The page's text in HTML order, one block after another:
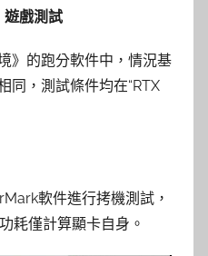
遊戲測試
》的跑分軟件中，情況基
同，測試條件均在“RTX
軟件進行拷機測試，
耗僅計算顯卡自身。